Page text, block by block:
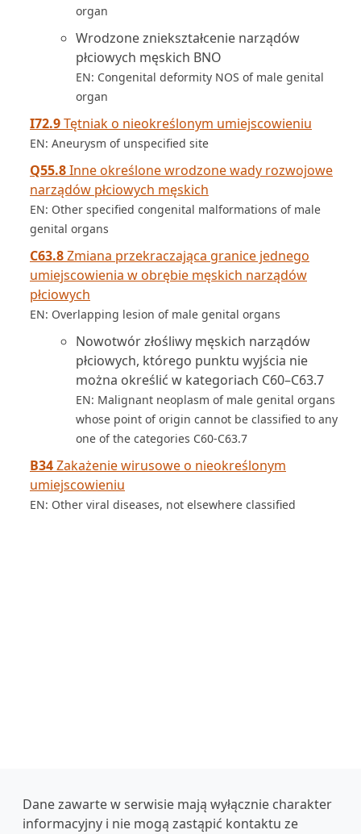
organ
Wrodzone zniekształcenie narządów
płciowych męskich BNO
EN: Congenital deformity NOS of male genital
organ
I72.9Tętniak o nieokreślonym umiejscowieniu
EN: Aneurysm of unspecified site
Q55.8Inne określone wrodzone wady rozwojowe
narządów płciowych męskich
EN: Other specified congenital malformations of male
genital organs
C63.8Zmiana przekraczająca granice jednego
umiejscowienia w obrębie męskich narządów
płciowych
EN: Overlapping lesion of male genital organs
Nowotwór złośliwy męskich narządów
płciowych, którego punktu wyjścia nie
można określić w kategoriach C60–C63.7
EN: Malignant neoplasm of male genital organs
whose point of origin cannot be classified to any
one of the categories C60-C63.7
B34Zakażenie wirusowe o nieokreślonym
umiejscowieniu
EN: Other viral diseases, not elsewhere classified
Dane zawarte w serwisie mają wyłącznie charakter
informacyjny i nie mogą zastąpić kontaktu ze